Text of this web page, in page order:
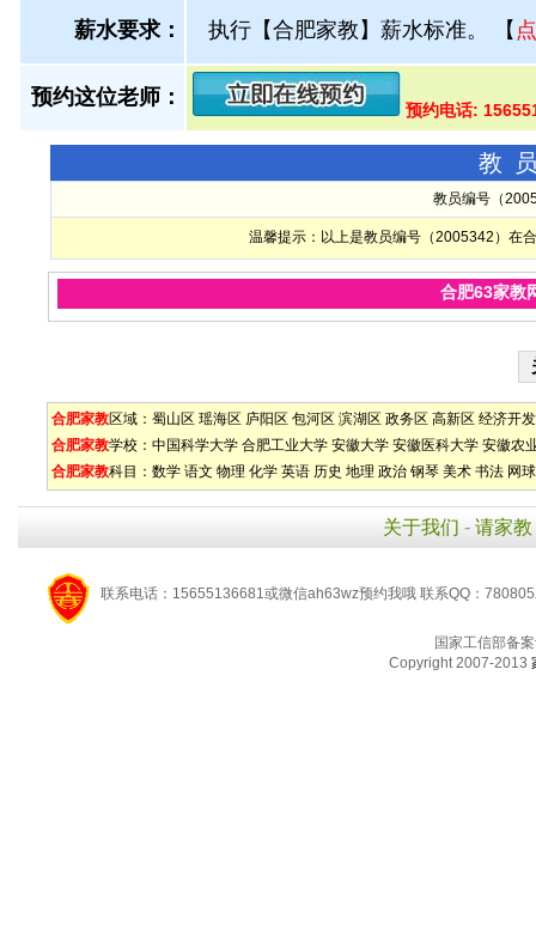
薪水要求： 执行【合肥家教】薪水标准。 【
预约这位老师：
预约电话:
教
教员编号（
温馨提示：以上是教员编号（2005342）在
合肥63家教
合肥家教区域： 蜀山区 瑶海区 庐阳区 包河区 滨湖区 政务区 高新区 经济开
合肥家教学校： 中国科学大学 合肥工业大学 安徽大学 安徽医科大学 安徽农
合肥家教科目： 数学 语文 物理 化学 英语 历史 地理 政治 钢琴 美术 书法 网球
关于我们 - 请家教
联系电话：15655136681或微信ah63wz预约我哦 联系QQ：
国家工信部备
Copyright 2007-2013